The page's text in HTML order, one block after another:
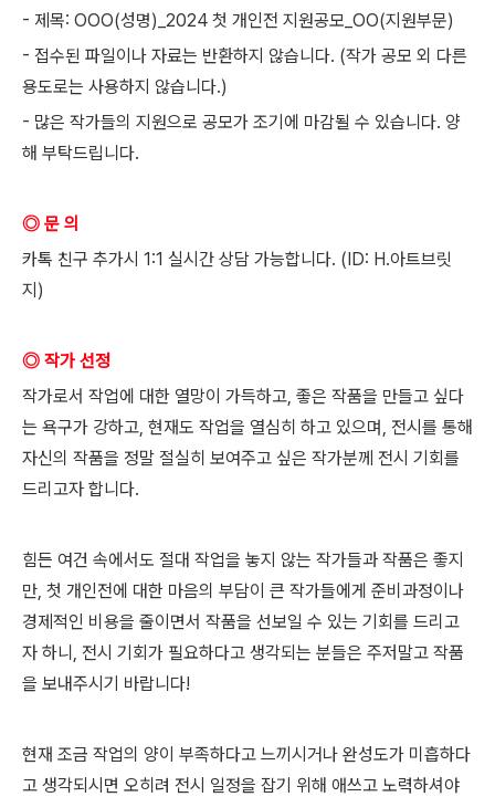
- 제목: OOO(성명)_2024 첫 개인전 지원공모_OO(지원부문)
- 접수된 파일이나 자료는 반환하지 않습니다. (작가 공모 외 다른
용도로는 사용하지 않습니다.)
- 많은 작가들의 지원으로 공모가 조기에 마감될 수 있습니다. 양
해 부탁드립니다.
◎ 문 의
카톡 친구 추가시 1:1 실시간 상담 가능합니다. (ID: H.아트브릿
지)
◎ 작가 선정
작가로서 작업에 대한 열망이 가득하고, 좋은 작품을 만들고 싶다
는 욕구가 강하고, 현재도 작업을 열심히 하고 있으며, 전시를 통해
자신의 작품을 정말 절실히 보여주고 싶은 작가분께 전시 기회를
드리고자 합니다.
힘든 여건 속에서도 절대 작업을 놓지 않는 작가들과 작품은 좋지
만, 첫 개인전에 대한 마음의 부담이 큰 작가들에게 준비과정이나
경제적인 비용을 줄이면서 작품을 선보일 수 있는 기회를 드리고
자 하니, 전시 기회가 필요하다고 생각되는 분들은 주저말고 작품
을 보내주시기 바랍니다!
현재 조금 작업의 양이 부족하다고 느끼시거나 완성도가 미흡하다
고 생각되시면 오히려 전시 일정을 잡기 위해 애쓰고 노력하셔야